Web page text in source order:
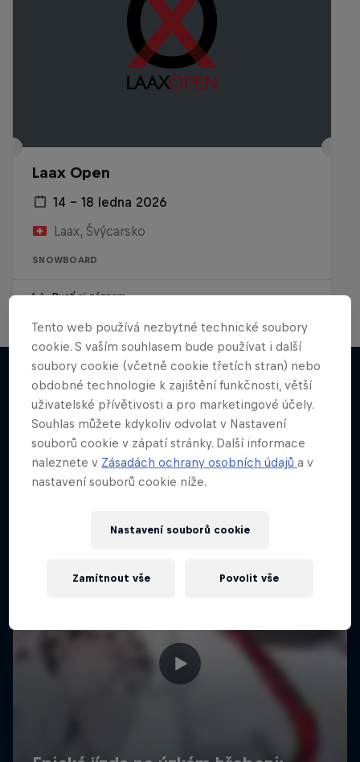
Laax Open
14 – 18 ledna 2026
Laax, Švýcarsko
SNOWBOARD
Pusť si záznam
Něco podobného?
Tento web používá nezbytné technické soubory
cookie. S vaším souhlasem bude používat i další
soubory cookie (včetně cookie třetích stran) nebo
obdobné technologie k zajištění funkčnosti, větší
uživatelské přívětivosti a pro marketingové účely.
Souhlas můžete kdykoliv odvolat v Nastavení
souborů cookie v zápatí stránky. Další informace
naleznete v Zásadách ochrany osobních údajůa v
nastavení souborů cookie níže.
Nastavení souborů cookie
Zamítnout vše Povolit vše